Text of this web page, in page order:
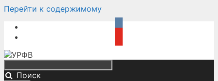
Перейти к содержимому
Поиск